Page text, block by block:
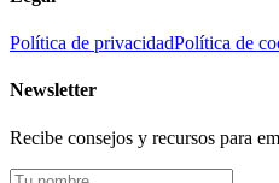
Política de privacidadPolítica de
Newsletter
Recibe consejos y recursos para